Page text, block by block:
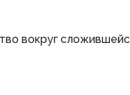
вокруг